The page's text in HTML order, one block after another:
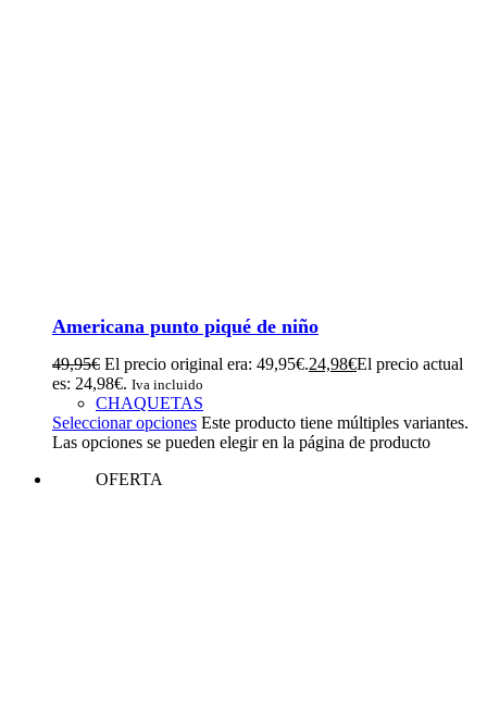
Americana punto piqué de niño
49,95€ El precio original era: 49,95€.24,98€El precio actual
es: 24,98€. Iva incluido
CHAQUETAS
Seleccionar opciones Este producto tiene múltiples variantes.
Las opciones se pueden elegir en la página de producto
OFERTA